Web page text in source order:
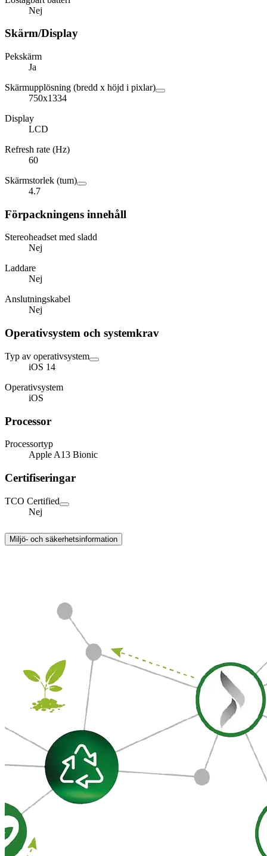
Nej
Skärm/Display
Pekskärm
Ja
Skärmupplösning (bredd x höjd i pixlar)
750x1334
Display
LCD
Refresh rate (Hz)
60
Skärmstorlek (tum)
4.7
Förpackningens innehåll
Stereoheadset med sladd
Nej
Laddare
Nej
Anslutningskabel
Nej
Operativsystem och systemkrav
Typ av operativsystem
iOS 14
Operativsystem
iOS
Processor
Processortyp
Apple A13 Bionic
Certifiseringar
TCO Certified
Nej
Miljö- och säkerhetsinformation